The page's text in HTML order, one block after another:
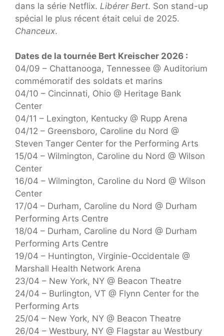
dans la série Netflix. Libérer Bert. Son stand-up
spécial le plus récent était celui de 2025.
Chanceux.
Dates de la tournée Bert Kreischer 2026 :
04/09 – Chattanooga, Tennessee @ Auditorium
commémoratif des soldats et marins
04/10 – Cincinnati, Ohio @ Heritage Bank
Center
04/11 – Lexington, Kentucky @ Rupp Arena
04/12 – Greensboro, Caroline du Nord @
Steven Tanger Center for the Performing Arts
15/04 – Wilmington, Caroline du Nord @ Wilson
Center
16/04 – Wilmington, Caroline du Nord @ Wilson
Center
17/04 – Durham, Caroline du Nord @ Durham
Performing Arts Centre
18/04 – Durham, Caroline du Nord @ Durham
Performing Arts Centre
19/04 – Huntington, Virginie-Occidentale @
Marshall Health Network Arena
23/04 – New York, NY @ Beacon Theatre
24/04 – Burlington, VT @ Flynn Center for the
Performing Arts
25/04 – New York, NY @ Beacon Theatre
26/04 – Westbury, NY @ Flagstar au Westbury